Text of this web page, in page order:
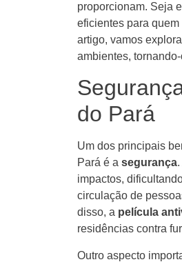
proporcionam. Seja
eficientes para
artigo, vamos
ambientes,
do Pará
Um dos principais
Pará é a segurança
impactos,
circulação de
disso, a película
residências contra
Outro aspecto